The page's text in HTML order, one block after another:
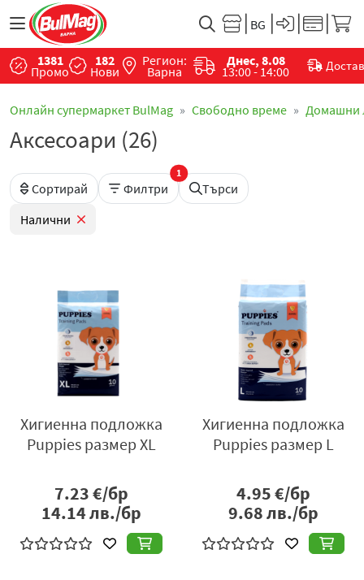
1381
Промо
182
Нови
Регион:
Варна
Днес, 8.08
13:00 - 14:00
Онлайн супермаркет BulMag Свободно време Домашни
Аксесоари (26)
Сортирай Филтри
1
Търси
Налични
Хигиенна подложка
Puppies размер XL
7.23€/бр
14.14лв./бр
Хигиенна подложка
Puppies размер L
4.95€/бр
9.68лв./бр